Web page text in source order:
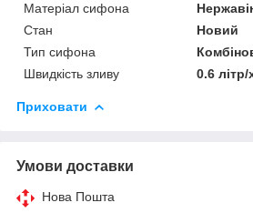
Матеріал сифона
Стан
Новий
Тип сифона
Швидкість зливу
0.6 літр/
Приховати
Умови доставки
Нова Пошта